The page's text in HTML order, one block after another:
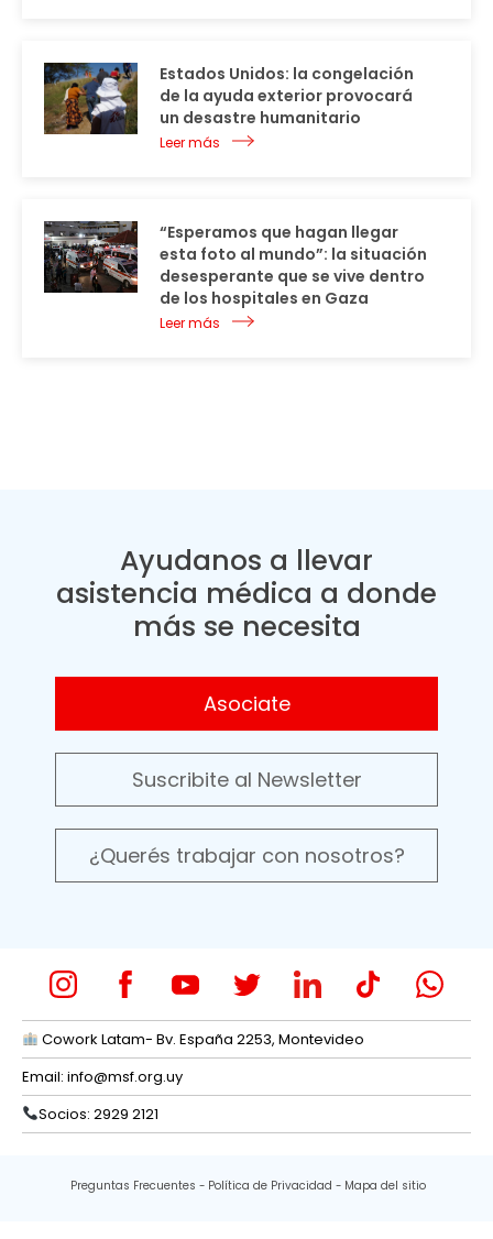
Estados Unidos: la congelación
de la ayuda exterior provocará
un desastre humanitario
Leer más
“Esperamos que hagan llegar
esta foto al mundo”: la situación
desesperante que se vive dentro
de los hospitales en Gaza
Leer más
Ayudanos a llevar
asistencia médica a donde
más se necesita
Asociate
Suscribite al Newsletter
¿Querés trabajar con nosotros?
Cowork Latam- Bv. España 2253, Montevideo
Email: info@msf.org.uy
Socios: 2929 2121
Preguntas Frecuentes Política de Privacidad Mapa del sitio